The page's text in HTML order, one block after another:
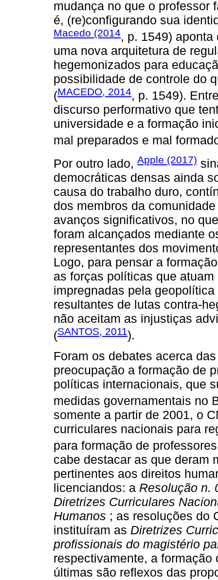
mudança no que o professor
é, (re)configurando sua
Macedo (2014, p. 1549) aponta
uma nova arquitetura de
hegemonizados para
possibilidade de controle do
(MACEDO, 2014, p. 1549).
discurso performativo que
universidade e a formação
mal preparados e mal
Por outro lado, Apple (2017)
democráticas densas ainda
causa do trabalho duro,
dos membros da
avanços significativos, no
foram alcançados mediante
representantes dos
Logo, para pensar a
as forças políticas que
impregnadas pela
resultantes de lutas contra-
não aceitam as injustiças
(SANTOS, 2011).
Foram os debates acerca
preocupação a formação de
políticas internacionais, que
medidas governamentais no
somente a partir de 2001, o
curriculares nacionais para
para formação de
cabe destacar as que deram
pertinentes aos direitos
licenciandos: a Resolução n.
Diretrizes Curriculares
Humanos ; as resoluções do
instituíram as Diretrizes
profissionais do magistério
respectivamente, a
últimas são reflexos das